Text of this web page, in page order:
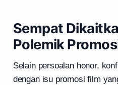
Sempat
Polemik
Selain persoalan honor,
dengan isu promosi film